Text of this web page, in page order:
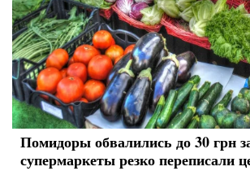
Помидоры обвалились до 30 грн
супермаркеты резко переписали